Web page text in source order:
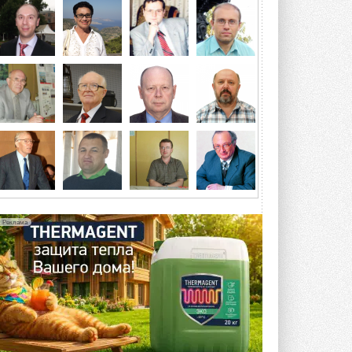
ветрогенераторов от аварий
Разработка учитывает влияние
мерзлоты, обледенения и снеговых ...
6 АВГУСТА 2026
Гибридный тепловой насос PV/T
с одним общим испарителем
Исследователи предложили
конструкцию двухисточникового ...
5 АВГУСТА 2026
21-й ежегодный форум
«ЦОД-2026»
Мероприятие пройдет 2-3 сентября в
посетит более двух тысяч участников ...
5 АВГУСТА 2026
Китайская Shenling представила
линейку тепловых насосов
«воздух-вода» на R290
Серия ThermaX R290 All-In-One
включает три модели ...
4 АВГУСТА 2026
Реклама